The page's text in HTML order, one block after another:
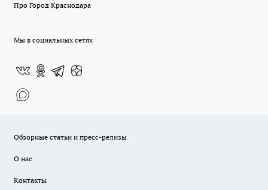
Про Город Краснодара
Мы в социальных сетях
Обзорные статьи и пресс-релизы
О нас
Контакты